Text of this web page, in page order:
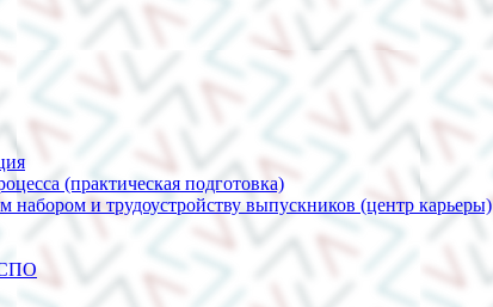
(практическая подготовка)
набором и трудоустройству выпускников (центр карьеры)
СПО